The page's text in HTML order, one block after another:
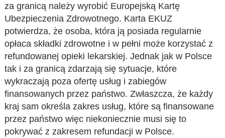
za granicą należy wyrobić Europejską Kartę
Ubezpieczenia Zdrowotnego. Karta EKUZ
potwierdza, że osoba, która ją posiada regularnie
opłaca składki zdrowotne i w pełni może korzystać z
refundowanej opieki lekarskiej. Jednak jak w Polsce
tak i za granicą zdarzają się sytuacje, które
wykraczają poza ofertę usług i zabiegów
finansowanych przez państwo. Zwłaszcza, że każdy
kraj sam określa zakres usług, które są finansowane
przez państwo więc niekoniecznie musi się to
pokrywać z zakresem refundacji w Polsce.